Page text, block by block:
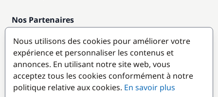
Nos Partenaires
Destinations populaires
Nous utilisons des cookies pour améliorer votre
expérience et personnaliser les contenus et
annonces. En utilisant notre site web, vous
acceptez tous les cookies conformément à notre
politique relative aux cookies. En savoir plus